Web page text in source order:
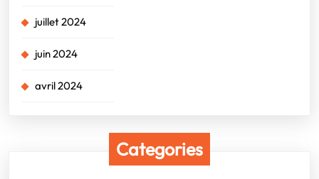
juillet 2024
juin 2024
avril 2024
Categories